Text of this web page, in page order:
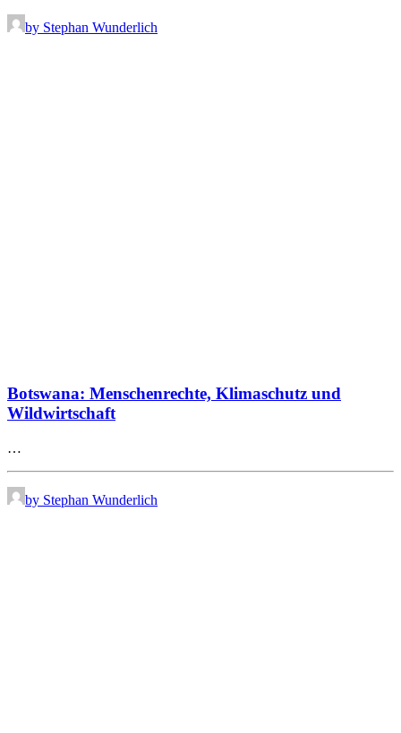
by Stephan Wunderlich
Botswana: Menschenrechte, Klimaschutz und
Wildwirtschaft
…
by Stephan Wunderlich